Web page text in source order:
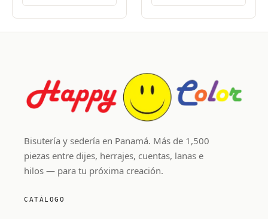
Bisutería y sedería en Panamá. Más de 1,500
piezas entre dijes, herrajes, cuentas, lanas e
hilos — para tu próxima creación.
CATÁLOGO